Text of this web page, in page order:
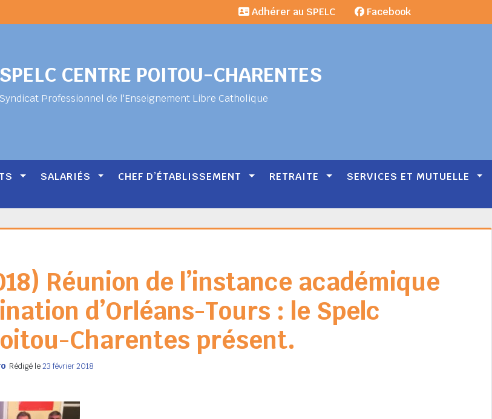
SPELC CENTRE POITOU-CHARENTES
Syndicat Professionnel de l'Enseignement Libre Catholique
Adhérer au SPELC Facebook
SALARIÉS CHEF D’ÉTABLISSEMENT RETRAITE SERVICES ET MUTUELLE
Réunion de l’instance académique
d’Orléans-Tours : le Spelc
Charentes présent.
Rédigé le23 février 2018